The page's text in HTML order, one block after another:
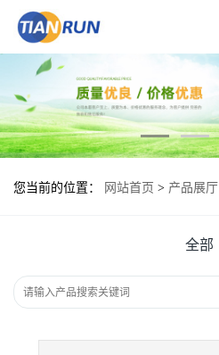
您当前的位置： 网站首页 > 产品展厅
全部